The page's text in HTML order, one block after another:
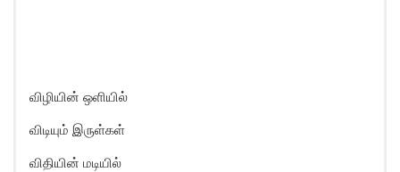
விழியின் ஒளியில்
விடியும் இருள்கள்
விதியின் மடியில்